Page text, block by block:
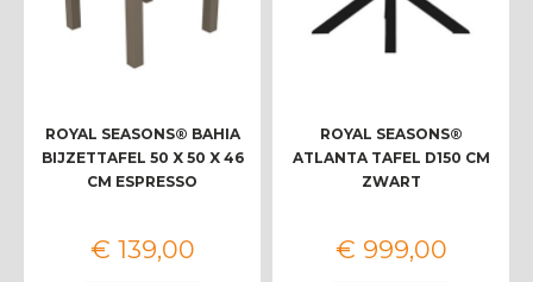
ROYAL SEASONS® BAHIA
BIJZETTAFEL 50 X 50 X 46
CM ESPRESSO
€ 139,00
ROYAL SEASONS®
ATLANTA TAFEL D150 CM
ZWART
€ 999,00